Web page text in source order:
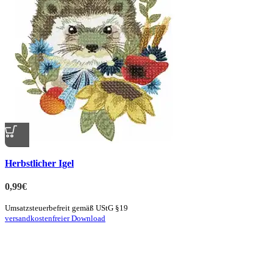
zur Merkliste hinzufügen
Herbstlicher Igel
0,99€
Umsatzsteuerbefreit gemäß UStG §19
versandkostenfreier Download